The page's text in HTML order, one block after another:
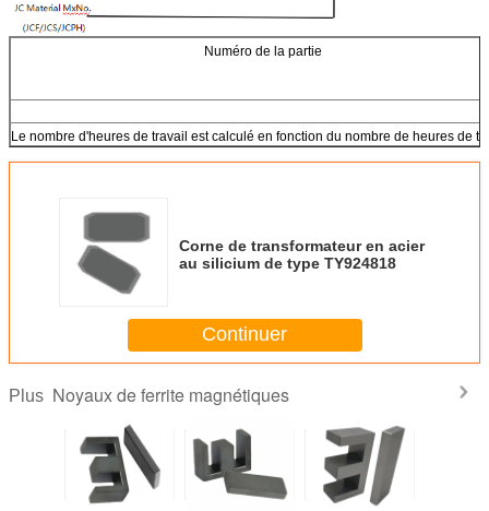
Numéro de la partie
Le nombre d'heures de travail est calculé en fonction du nombre de heures de
Corne de transformateur en acier
au silicium de type TY924818
Continuer
Plus Noyaux de ferrite magnétiques